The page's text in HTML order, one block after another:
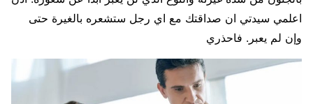
اعلمي سيدتي ان صداقتك مع اي رجل ستشعره بالغيرة حتى
وإن لم يعبر. فاحذري